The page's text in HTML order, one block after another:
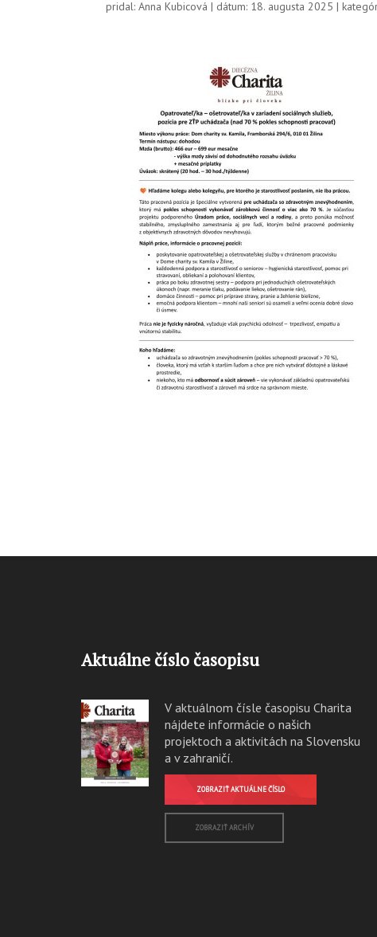
pridal: Anna Kubicová | dátum: 18. augusta 2025 |
Aktuálne číslo časopisu
V aktuálnom čísle časopisu Charita
nájdete informácie o našich
projektoch a aktivitách na Slovensku
a v zahraničí.
ZOBRAZIŤ AKTUÁLNE ČÍSLO
ZOBRAZIŤ ARCHÍV